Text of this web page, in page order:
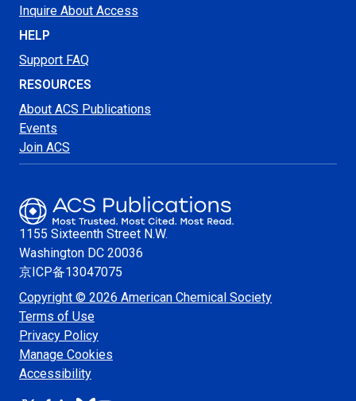
Inquire About Access
HELP
Support FAQ
RESOURCES
About ACS Publications
Events
Join ACS
1155 Sixteenth Street N.W.
Washington DC 20036
京ICP备13047075
Copyright © 2026 American Chemical Society
Terms of Use
Privacy Policy
Manage Cookies
Accessibility